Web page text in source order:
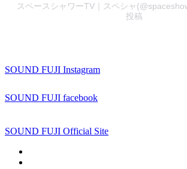
スペースシャワーTV｜スペシャ
投稿
SOUND FUJI Instagram
SOUND FUJI facebook
SOUND FUJI Official Site